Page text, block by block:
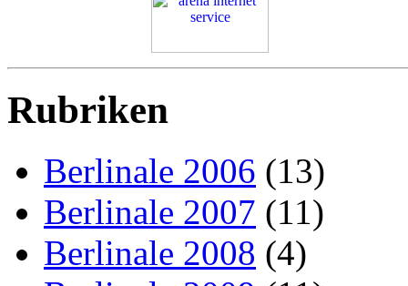
Rubriken
Berlinale 2006 (13)
Berlinale 2007 (11)
Berlinale 2008 (4)